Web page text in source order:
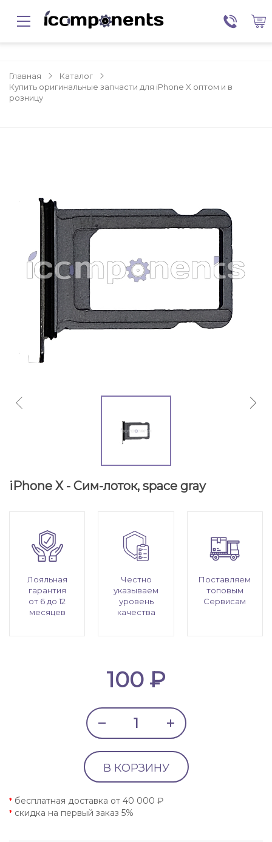
Главная
Каталог
Купить оригинальные запчасти для iPhone X оптом и в
розницу
iPhone X - Сим-лоток, space gray
Лояльная
гарантия
от 6 до 12
месяцев
Честно
указываем
уровень
качества
Поставляем
топовым
Сервисам
100 ₽
В КОРЗИНУ
* бесплатная доставка от 40 000 ₽
* скидка на первый заказ 5%